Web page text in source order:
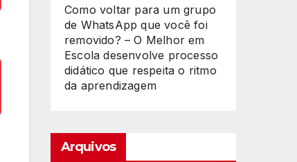
Como voltar para um grupo
de WhatsApp que você foi
removido? – O Melhor em
Escola desenvolve processo
didático que respeita o ritmo
da aprendizagem
Arquivos